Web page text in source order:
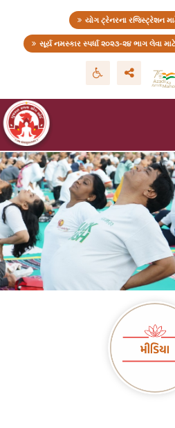
યોગ ટ્રેનરના રજિસ્ટ્રેશન
સૂર્ય નમસ્કાર સ્પર્ધા ૨૦૨૩-૨૪ ભાગ લેવા